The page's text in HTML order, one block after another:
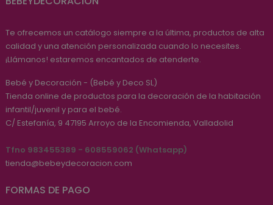
Te ofrecemos un catálogo siempre a la última, productos de alta
calidad y una atención personalizada cuando lo necesites.
¡Llámanos! estaremos encantados de atenderte.
Bebé y Decoración - (Bebé y Deco SL)
Tienda online de productos para la decoración de la habitación
infantil/juvenil y para el bebé.
C/ Estefanía, 9 47195 Arroyo de la Encomienda, Valladolid
Tfno 983455389 - 608559062 (Whatsapp)
tienda@bebeydecoracion.com
FORMAS DE PAGO